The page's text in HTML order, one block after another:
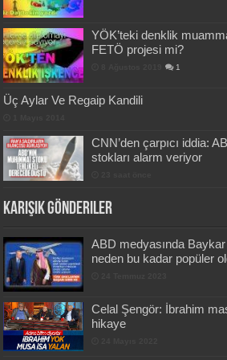
YÖK’teki denklik
FETÖ projesi mi?
1
Üç Aylar Ve Regaip Kandili
CNN’den çarpıcı iddia:
stokları alarm veriyor
Karışık Gönderiler
ABD medyasında Baykar
neden bu kadar popüler
Celal Şengör: İbrahim
hikaye